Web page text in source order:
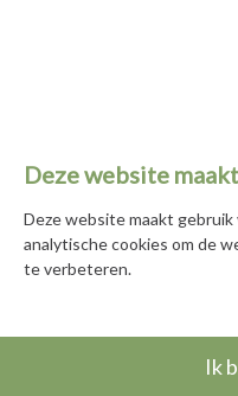
Deze website
Deze website maakt
analytische cookies om de
te verbeteren.
Ik